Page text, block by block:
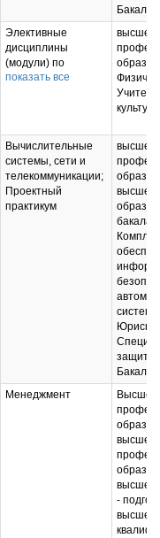
Элективные
дисциплины
(модули) по
физической
дисциплины
(модули) по
физической
культуре и спорту
(модуль 2);
Физическая
показать все
высшее
Вычислительные
системы, сети и
телекоммуникации;
Проектный
практикум
высшее
высшее
систем;
защите
Менеджмент
Высшее
высшее
высшее
-
высшей